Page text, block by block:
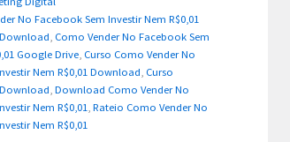
No Facebook Sem Investir Nem R$0,01
, Como Vender No Facebook Sem
Google Drive, Curso Como Vender No
Nem R$0,01 Download, Curso
,Download Como Vender No
Nem R$0,01,Rateio Como Vender No
Nem R$0,01